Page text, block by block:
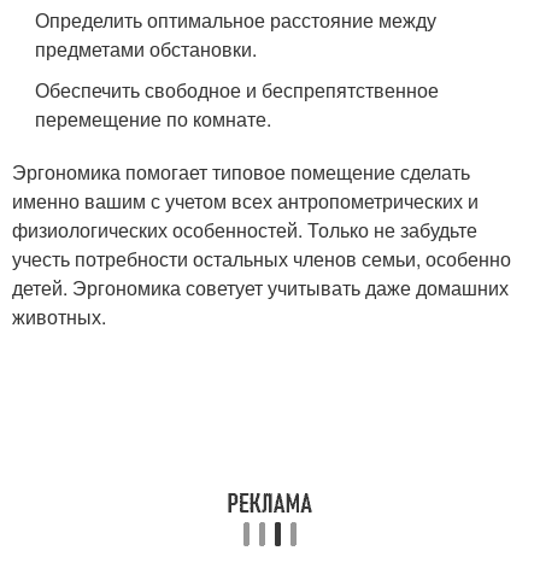
Определить оптимальное расстояние между
предметами обстановки.
Обеспечить свободное и беспрепятственное
перемещение по комнате.
Эргономика помогает типовое помещение сделать
именно вашим с учетом всех антропометрических и
физиологических особенностей. Только не забудьте
учесть потребности остальных членов семьи, особенно
детей. Эргономика советует учитывать даже домашних
животных.